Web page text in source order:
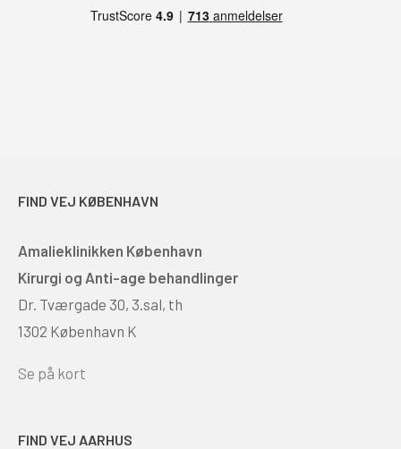
FIND VEJ KØBENHAVN
Amalieklinikken København
Kirurgi og Anti-age behandlinger
Dr. Tværgade 30, 3.sal, th
1302 København K
Se på kort
FIND VEJ AARHUS